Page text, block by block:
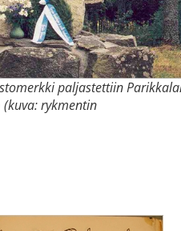
paljastettiin
rykmentin